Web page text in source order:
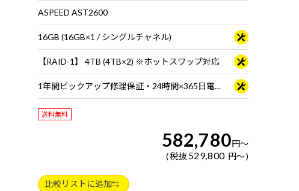
ASPEED AST2600
16GB (16GB×1 / シングルチャネル)
【RAID-1】 4TB (4TB×2) ※ホットスワップ対応
1年間ピックアップ修理保証・24時間×365日電話サポート
送料無料
582,780円～
税抜 529,800 円～
比較リストに追加